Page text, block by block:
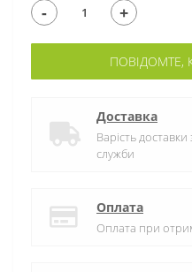
- +
ПОВІДОМТЕ,
Доставка
Варість
служби
Оплата
Оплата при